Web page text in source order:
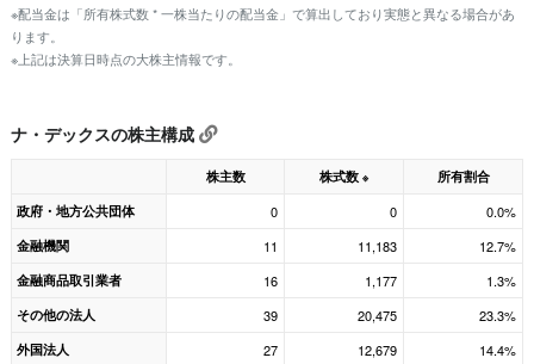
※配当金は「所有株式数 * 一株当たりの配当金」で算出しており実態と異なる場合があ
ります。
※上記は決算日時点の大株主情報です。
ナ・デックスの株主構成
株主数 株式数 ※
所有割合
政府・地方公共団体
0 0 0.0%
金融機関 11 11,183 12.7%
金融商品取引業者 16 1,177 1.3%
その他の法人 39 20,475 23.3%
外国法人 27 12,679 14.4%